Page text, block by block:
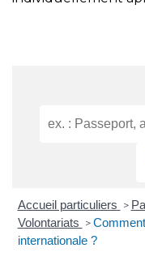
Accueil particuliers >
Volontariats >
internationale ?